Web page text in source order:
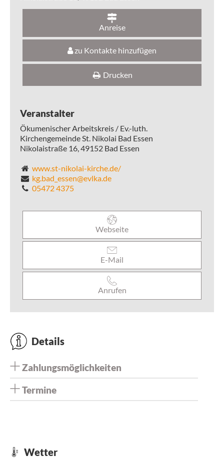
Anreise
zu Kontakte hinzufügen
Drucken
Veranstalter
Ökumenischer Arbeitskreis / Ev.-luth.
Kirchengemeinde St. Nikolai Bad Essen
Nikolaistraße 16,49152 Bad Essen
www.st-nikolai-kirche.de/
kg.bad_essen@evlka.de
05472 4375
Webseite
E-Mail
Anrufen
Details
Zahlungsmöglichkeiten
Termine
Wetter